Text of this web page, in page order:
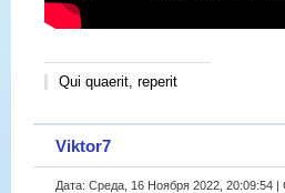
Qui quaerit, reperit
Viktor7
Дата: Среда, 16 Ноября 2022, 20:09:54